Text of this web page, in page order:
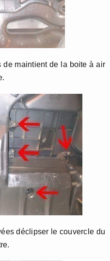
de maintient de la boite à air
déclipser le couvercle du